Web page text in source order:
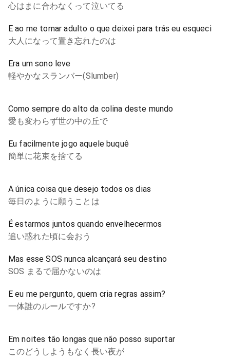
心はまに合わなくって泣いてる
E ao me tornar adulto o que deixei para trás eu esqueci
大人になって置き忘れたのは
Era um sono leve
軽やかなスランバー(Slumber)
Como sempre do alto da colina deste mundo
愛も変わらず世の中の丘で
Eu facilmente jogo aquele buquê
簡単に花束を捨てる
A única coisa que desejo todos os dias
毎日のように願うことは
É estarmos juntos quando envelhecermos
追い惑れた頃に会おう
Mas esse SOS nunca alcançará seu destino
SOS まるで届かないのは
E eu me pergunto, quem cria regras assim?
一体誰のルールですか?
Em noites tão longas que não posso suportar
このどうしようもなく長い夜が